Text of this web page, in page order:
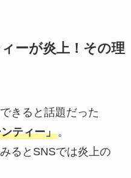
ーが炎上！その理
きると話題だった
ティー」。
るとSNSでは炎上の